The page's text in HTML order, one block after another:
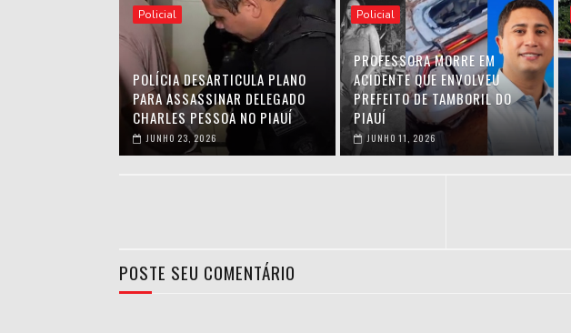
Policial
POLÍCIA DESARTICULA PLANO
PARA ASSASSINAR DELEGADO
CHARLES PESSOA NO PIAUÍ
JUNHO 23, 2026
Policial
PROFESSORA MORRE EM
ACIDENTE QUE ENVOLVEU
PREFEITO DE TAMBORIL DO
PIAUÍ
JUNHO 11, 2026
POSTE SEU COMENTÁRIO